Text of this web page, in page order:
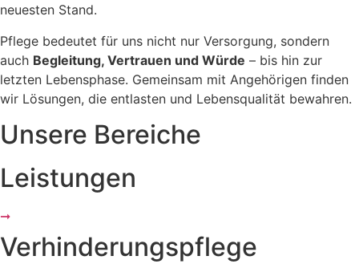
neuesten Stand.
Pflege bedeutet für uns nicht nur Versorgung, sondern
auch Begleitung, Vertrauen und Würde – bis hin zur
letzten Lebensphase. Gemeinsam mit Angehörigen finden
wir Lösungen, die entlasten und Lebensqualität bewahren.
Unsere Bereiche
Leistungen
➞
Verhinderungspflege